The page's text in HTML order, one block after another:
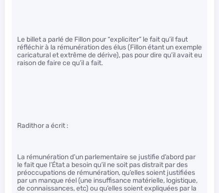
Le billet a parlé de Fillon pour “expliciter” le fait qu’il faut
réfléchir à la rémunération des élus (Fillon étant un exemple
caricatural et extrême de dérive), pas pour dire qu’il avait eu
raison de faire ce qu’il a fait.
Radithor a écrit :
La rémunération d’un parlementaire se justifie d’abord par
le fait que l’État a besoin qu’il ne soit pas distrait par des
préoccupations de rémunération, qu’elles soient justifiées
par un manque réel (une insuffisance matérielle, logistique,
de connaissances, etc) ou qu’elles soient expliquées par la